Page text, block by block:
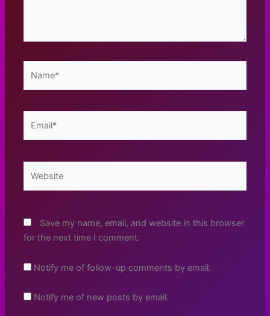
Save my name, email, and website in this browser
for the next time I comment.
Notify me of follow-up comments by email.
Notify me of new posts by email.